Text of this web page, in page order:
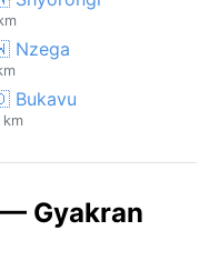
Nzega
Bukavu
km
Gyakran